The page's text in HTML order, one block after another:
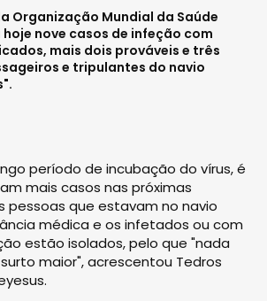
Organização Mundial da Saúde
nove casos de infeção com
mais dois prováveis e três
e tripulantes do navio
período de incubação do vírus, é
mais casos nas próximas
pessoas que estavam no navio
médica e os infetados ou com
estão isolados, pelo que "nada
maior", acrescentou Tedros